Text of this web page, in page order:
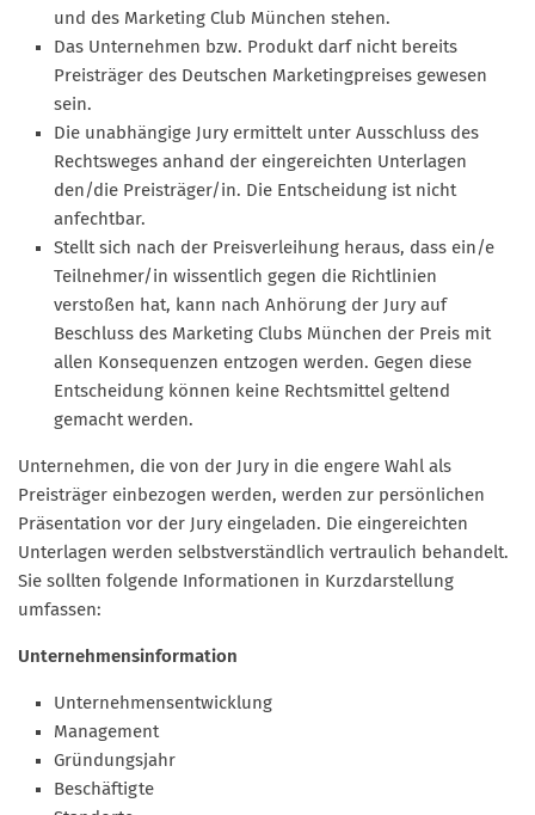
und des Marketing Club München stehen.
Das Unternehmen bzw. Produkt darf nicht bereits
Preisträger des Deutschen Marketingpreises gewesen
sein.
Die unabhängige Jury ermittelt unter Ausschluss des
Rechtsweges anhand der eingereichten Unterlagen
den/die Preisträger/in. Die Entscheidung ist nicht
anfechtbar.
Stellt sich nach der Preisverleihung heraus, dass ein/e
Teilnehmer/in wissentlich gegen die Richtlinien
verstoßen hat, kann nach Anhörung der Jury auf
Beschluss des Marketing Clubs München der Preis mit
allen Konsequenzen entzogen werden. Gegen diese
Entscheidung können keine Rechtsmittel geltend
gemacht werden.
Unternehmen, die von der Jury in die engere Wahl als
Preisträger einbezogen werden, werden zur persönlichen
Präsentation vor der Jury eingeladen. Die eingereichten
Unterlagen werden selbstverständlich vertraulich behandelt.
Sie sollten folgende Informationen in Kurzdarstellung
umfassen:
Unternehmensinformation
Unternehmensentwicklung
Management
Gründungsjahr
Beschäftigte